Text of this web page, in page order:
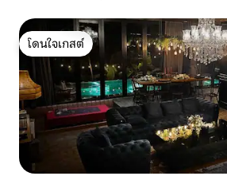
โดนใจเกสต์
โดนใจเกสต์